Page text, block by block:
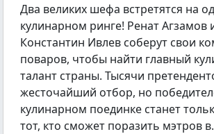
Два великих шефа встретятся на
кулинарном ринге! Ренат Агзамов
Константин Ивлев соберут свои
поваров, чтобы найти главный
талант страны. Тысячи
жесточайший отбор, но
кулинарном поединке станет
тот, кто сможет поразить мэтров